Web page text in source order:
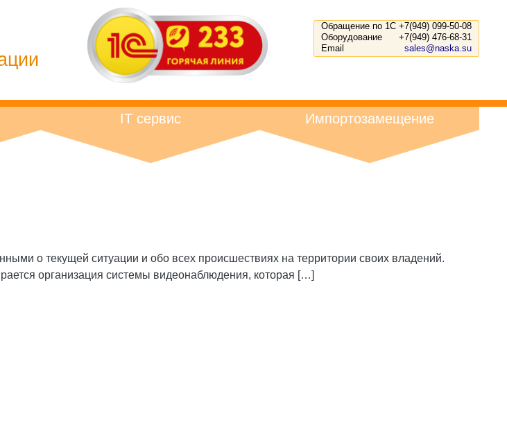
Обращение по 1С +7(949) 099-50-08
Оборудование
+7(949) 476-68-31
Email
sales@naska.su
IT сервис Импортозамещение
о текущей ситуации и обо всех происшествиях на территории своих владений.
организация системы видеонаблюдения, которая […]